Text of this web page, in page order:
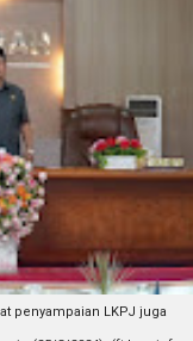
penyampaian LKPJ juga